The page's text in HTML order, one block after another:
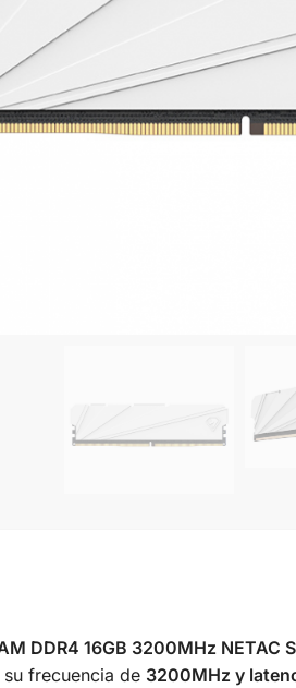
DDR4 16GB 3200MHz NETAC
frecuencia de 3200MHz y